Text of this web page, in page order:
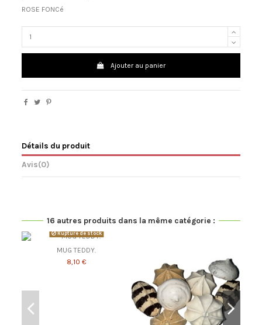
ROSE FONCé
Ajouter au panier
Détails du produit
Avis(0)
16 autres produits dans la même catégorie :
Rupture de stock
MUG TEDDY.
8,10 €